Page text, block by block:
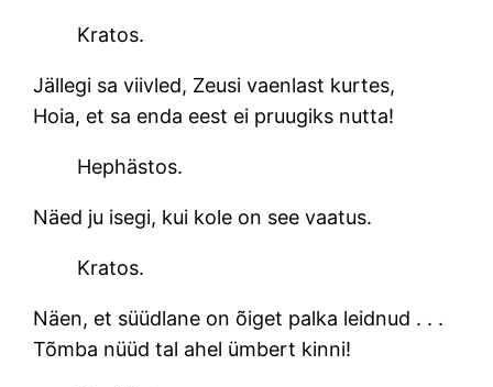
Kratos.
Jällegi sa viivled, Zeusi vaenlast kurtes,
Hoia, et sa enda eest ei pruugiks nutta!
Hephästos.
Näed ju isegi, kui kole on see vaatus.
Kratos.
Näen, et süüdlane on õiget palka leidnud . . .
Tõmba nüüd tal ahel ümbert kinni!